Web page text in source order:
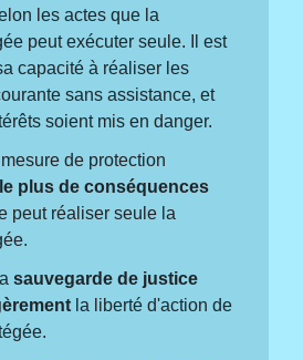
les actes que la
peut exécuter seule. Il est
capacité à réaliser les
sans assistance, et
soient mis en danger.
de protection
plus de conséquences
peut réaliser seule la
sauvegarde de justice
la liberté d'action de